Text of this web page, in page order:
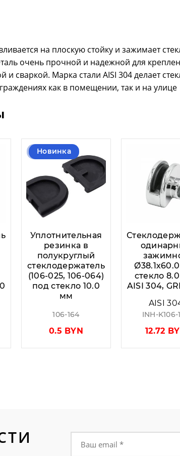
на плоскую стойку и зажимает
очень прочной и надежной для
и сваркой. Марка стали AISI 304 делает
как в помещении, так и на улице
Новинка
Уплотнительная
резинка в
полукруглый
стеклодержатель
(106-025, 106-064)
под стекло 10.0
мм
106-164
0.5 BYN
стекло
AISI 304,
AISI
INH-K106-
12.72
Форма подписки на новости